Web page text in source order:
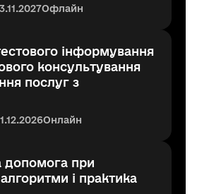
Офлайн
інформування
консультування
послуг з
Онлайн
допомога при
і практика